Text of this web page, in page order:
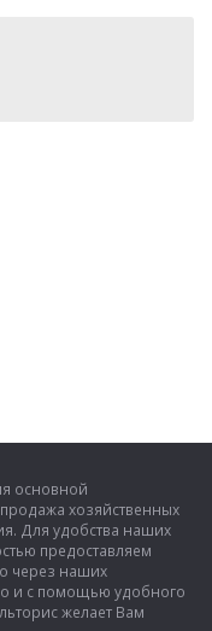
основной
хозяйственных
Для удобства наших
предоставляем
через наших
и с помощью удобного
желает Вам